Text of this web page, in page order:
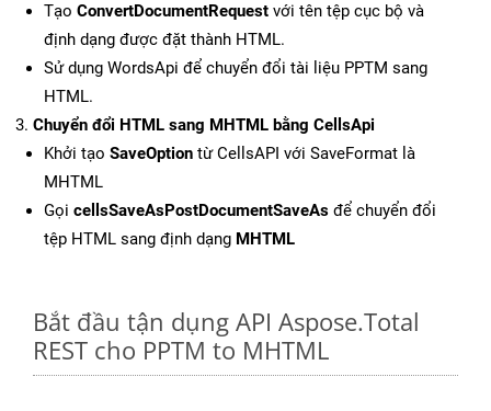
Tạo ConvertDocumentRequest với tên tệp cục bộ và
định dạng được đặt thành HTML.
Sử dụng WordsApi để chuyển đổi tài liệu PPTM sang
HTML.
Chuyển đổi HTML sang MHTML bằng CellsApi
Khởi tạo SaveOption từ CellsAPI với SaveFormat là
MHTML
Gọi cellsSaveAsPostDocumentSaveAs để chuyển đổi
tệp HTML sang định dạng MHTML
Bắt đầu tận dụng API Aspose.Total
REST cho PPTM to MHTML